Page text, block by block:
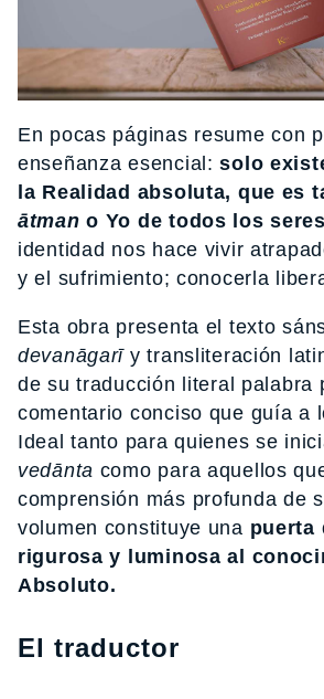
En pocas páginas resume con
enseñanza esencial:solo
la Realidad absoluta, que es
ātman o Yo de todos los
identidad nos hace vivir
y el sufrimiento; conocerla
Esta obra presenta el texto
devanāgarīy transliteración
de su traducción literal palabra
comentario conciso que guía a
Ideal tanto para quienes se
vedānta como para aquellos
comprensión más profunda de
volumen constituye una puerta
rigurosa y luminosa al
Absoluto.
El traductor